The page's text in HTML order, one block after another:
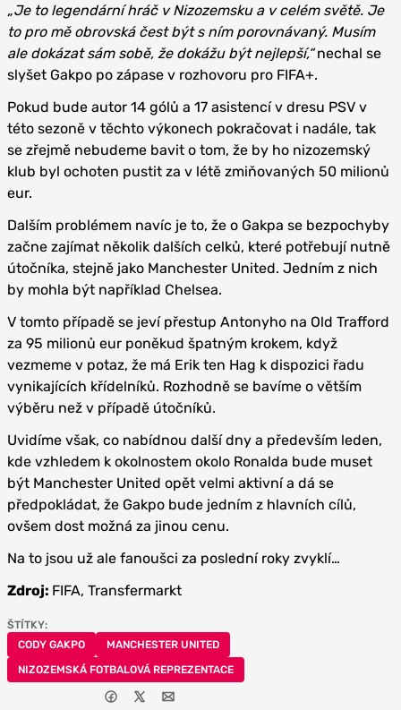
„Je to legendární hráč v Nizozemsku a v celém světě. Je
to pro mě obrovská čest být s ním porovnávaný. Musím
ale dokázat sám sobě, že dokážu být nejlepší,“nechal se
slyšet Gakpo po zápase v rozhovoru pro FIFA+.
Pokud bude autor 14 gólů a 17 asistencí v dresu PSV v
této sezoně v těchto výkonech pokračovat i nadále, tak
se zřejmě nebudeme bavit o tom, že by ho nizozemský
klub byl ochoten pustit za v létě zmiňovaných 50 milionů
eur.
Dalším problémem navíc je to, že o Gakpa se bezpochyby
začne zajímat několik dalších celků, které potřebují nutně
útočníka, stejně jako Manchester United. Jedním z nich
by mohla být například Chelsea.
V tomto případě se jeví přestup Antonyho na Old Trafford
za 95 milionů eur poněkud špatným krokem, když
vezmeme v potaz, že má Erik ten Hag k dispozici řadu
vynikajících křídelníků. Rozhodně se bavíme o větším
výběru než v případě útočníků.
Uvidíme však, co nabídnou další dny a především leden,
kde vzhledem k okolnostem okolo Ronalda bude muset
být Manchester United opět velmi aktivní a dá se
předpokládat, že Gakpo bude jedním z hlavních cílů,
ovšem dost možná za jinou cenu.
Na to jsou už ale fanoušci za poslední roky zvyklí…
Zdroj: FIFA, Transfermarkt
ŠTÍTKY:
CODY GAKPO
MANCHESTER UNITED
NIZOZEMSKÁ FOTBALOVÁ REPREZENTACE